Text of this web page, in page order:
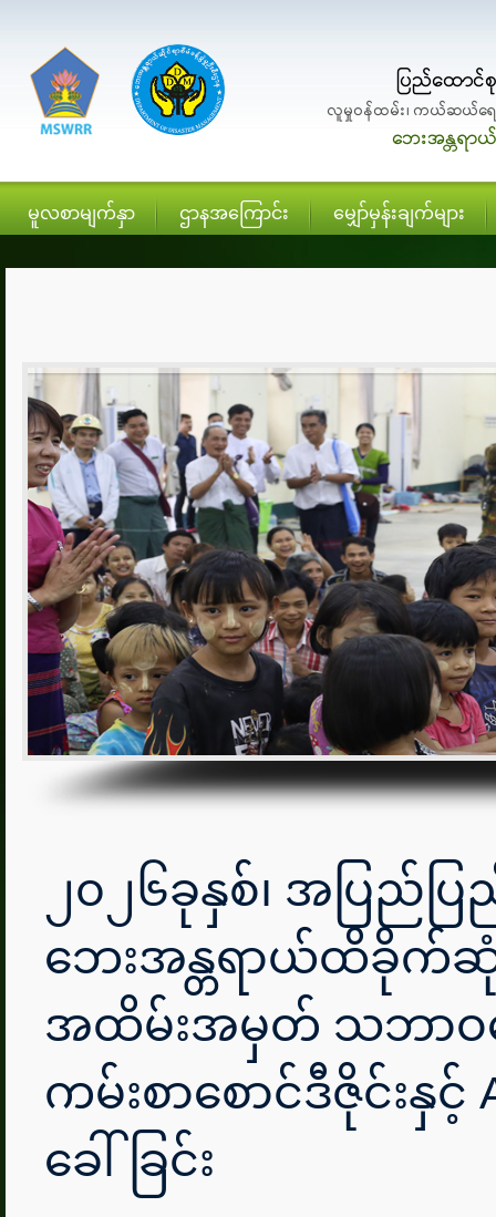
မူလစာမျက်နှာ ဌာနအကြောင်း မျှော်မှန်းချက်များ
၂၀၂၆ခုနှစ်၊ အပြည်
ဘေးအန္တရာယ်ထိခိုက်ဆုံး
အထိမ်းအမှတ် သဘာဝ
ကမ်းစာစောင်ဒီဇိုင်းနှ
ခေါ်ခြင်း